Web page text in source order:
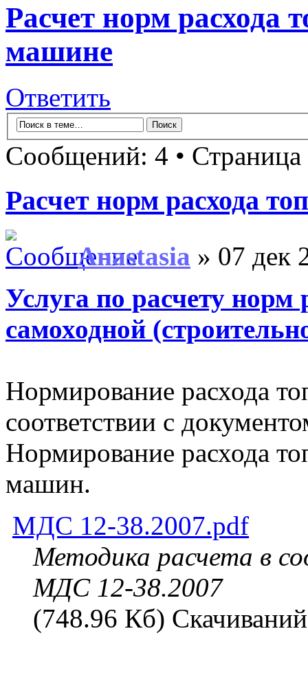
Расчет норм расхода
машине
Ответить
Сообщений: 4 • Страница
Расчет норм расхода
Anastasia » 07 дек
Услуга по расчету норм
самоходной
Нормирование расхода
соответствии с
Нормирование расхода
машин.
МДС 12-38.2007.pdf
Методика расчета в
МДС 12-38.2007
(748.96 Кб)